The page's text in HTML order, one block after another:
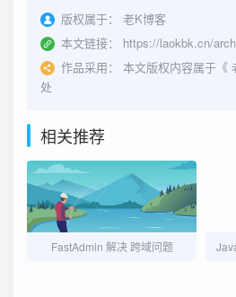
版权属于：
老K博客
本文链接：
https://laokbk.cn/
作品采用：
本文版权内容属于《
处
相关推荐
FastAdmin 解决 跨域问题